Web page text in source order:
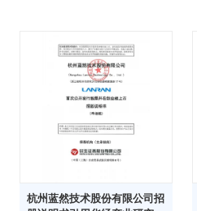
杭州蓝然技术股份有限公司招